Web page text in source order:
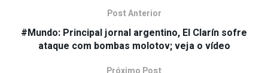
Post Anterior
#Mundo: Principal jornal argentino, El Clarín sofre
ataque com bombas molotov; veja o vídeo